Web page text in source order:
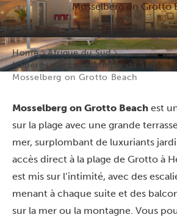
Mosselberg on Grotto
Home
Afrique du Sud
Hébergements en Afrique du Sud
Mosselberg on Grotto Beach
Mosselberg on Grotto Beach est
sur la plage avec une grande
mer, surplombant de luxuriants
accès direct à la plage de Grotto à
est mis sur l’intimité, avec des
menant à chaque suite et des
sur la mer ou la montagne. Vous